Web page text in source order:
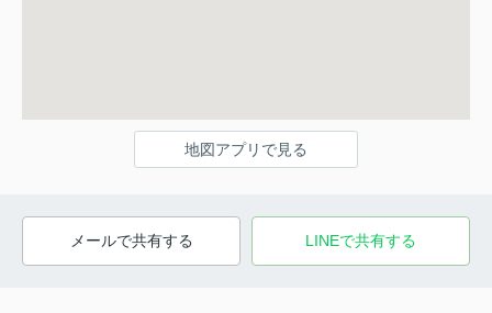
地図アプリで見る
メールで共有する LINEで共有する